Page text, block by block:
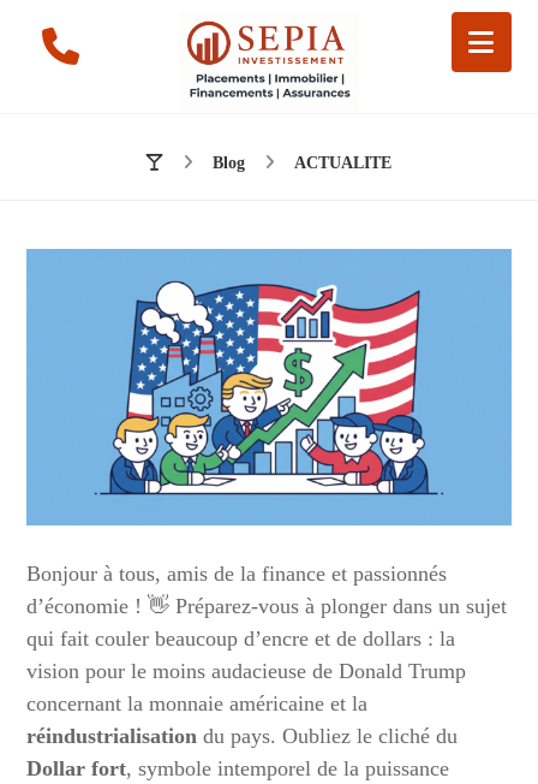
Blog ACTUALITE
Bonjour à tous, amis de la finance et passionnés
d’économie ! 👋 Préparez-vous à plonger dans un sujet
qui fait couler beaucoup d’encre et de dollars : la
vision pour le moins audacieuse de Donald Trump
concernant la monnaie américaine et la
réindustrialisation du pays. Oubliez le cliché du
Dollar fort, symbole intemporel de la puissance